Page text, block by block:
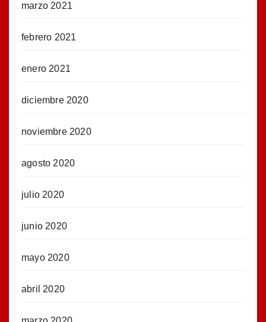
marzo 2021
febrero 2021
enero 2021
diciembre 2020
noviembre 2020
agosto 2020
julio 2020
junio 2020
mayo 2020
abril 2020